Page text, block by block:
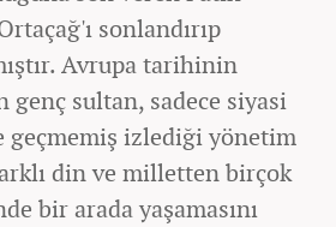
sonlandırıp
Avrupa tarihinin
sultan, sadece siyasi
geçmemiş izlediği yönetim
din ve milletten birçok
bir arada yaşamasını